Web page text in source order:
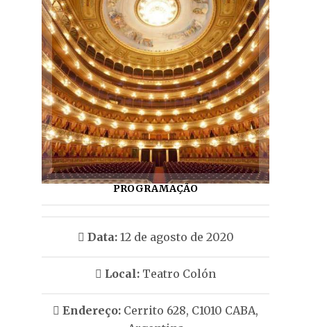
PROGRAMAÇÃO
Data:12 de agosto de 2020
Local: Teatro Colón
Endereço: Cerrito 628, C1010 CABA,